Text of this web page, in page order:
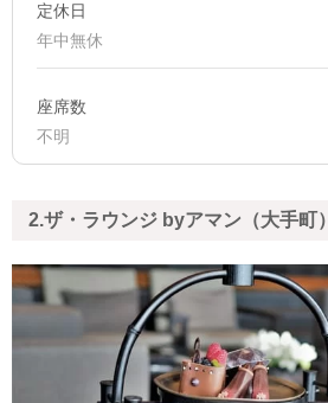
定休日
年中無休
座席数
不明
2.ザ・ラウンジ byアマン（大手町）